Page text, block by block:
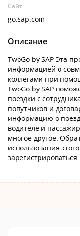
Сайт
go.sap.com
Описание
TwoGo by SAP Эта
информацией о
коллегами при
TwoGo by SAP
поездки с
попутчиков и
информацию о
водителе и
многое другое.
использования
зарегистрироваться